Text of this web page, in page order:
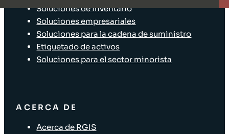
Soluciones de inventario
Soluciones empresariales
Soluciones para la cadena de suministro
Etiquetado de activos
Soluciones para el sector minorista
ACERCA DE
Acerca de RGIS